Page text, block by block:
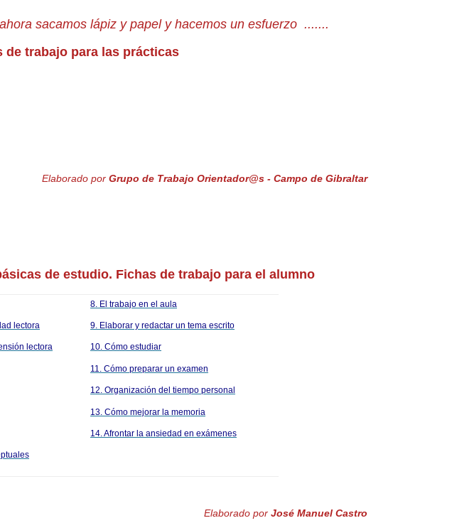
sacamos lápiz y papel y hacemos un esfuerzo .......
de trabajo para las prácticas
Elaborado porGrupo de Trabajo Orientador@s - Campo de Gibraltar
de estudio. Fichas de trabajo para el alumno
lectora
lectora
8. El trabajo en el aula
9. Elaborar y redactar un tema escrito
10. Cómo estudiar
11. Cómo preparar un examen
12. Organización del tiempo personal
13. Cómo mejorar la memoria
14. Afrontar la ansiedad en exámenes
Elaborado por José Manuel Castro